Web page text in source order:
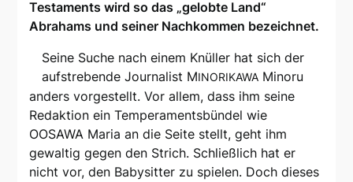
Testaments wird so das „gelobte Land“
Abrahams und seiner Nachkommen bezeichnet.
Seine Suche nach einem Knüller hat sich der
aufstrebende Journalist MINORIKAWA Minoru
anders vorgestellt. Vor allem, dass ihm seine
Redaktion ein Temperamentsbündel wie
OOSAWA Maria an die Seite stellt, geht ihm
gewaltig gegen den Strich. Schließlich hat er
nicht vor, den Babysitter zu spielen. Doch dieses